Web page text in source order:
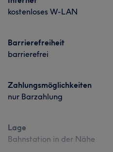
kostenloses W-LAN
Barrierefreiheit
barrierefrei
Zahlungsmöglichkeiten
nur Barzahlung
Lage
Bahnstation in der Nähe